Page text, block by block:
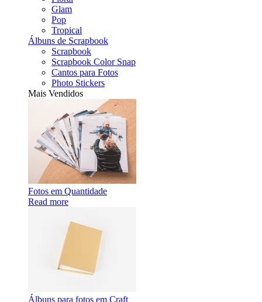
Glam
Pop
Tropical
Álbuns de Scrapbook
Scrapbook
Scrapbook Color Snap
Cantos para Fotos
Photo Stickers
Mais Vendidos
Fotos em Quantidade
Read more
Álbuns para fotos em Craft